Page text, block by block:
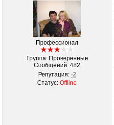
Профессионал
Группа: Проверенные
Сообщений: 482
Репутация: -2
Статус: Offline